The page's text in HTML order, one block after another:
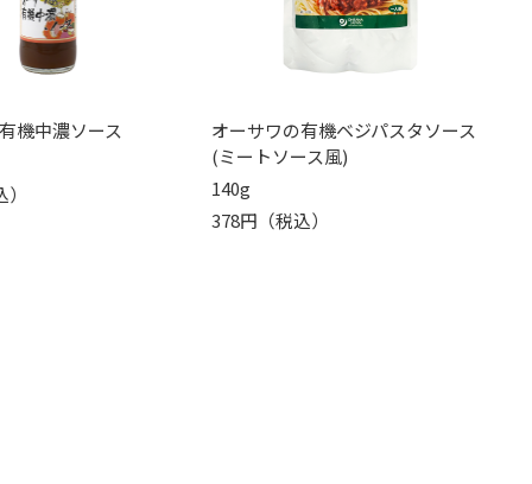
機中濃ソース
オーサワの有機ベジパスタソース
(ミートソース風)
140g
378円（税込）